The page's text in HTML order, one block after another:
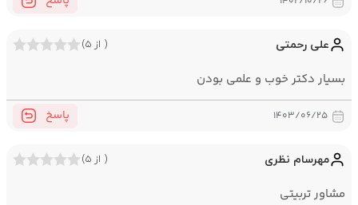
علی رحمتی ( از ۵)
بسیار دکتر خوب و علمی بودن
۱۴۰۳/۰۶/۲۵ پاسخ
مهرسام نظری ( از ۵)
مشاور تربیتی